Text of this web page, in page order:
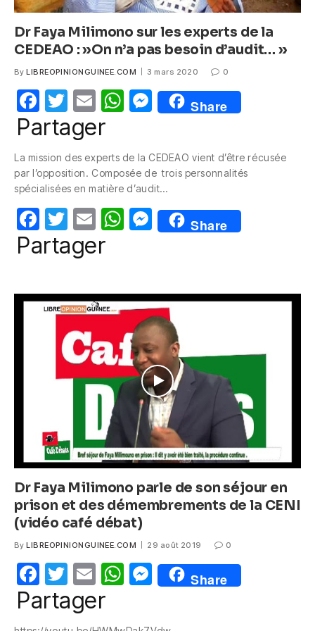
Dr Faya Milimono sur les experts de la
CEDEAO : »On n’a pas besoin d’audit… »
By LIBREOPINIONGUINEE.COM 3 mars 2020 0
F
a
e
b
o
o
k
T
w
itt
er
E
m
W
s
A
p
p
M
e
e
n
g
er
Share
Partager
La mission des experts de la CEDEAO vient d’être récusée
par l’opposition. Composée de trois personnalités
spécialisées en matière d’audit…
F
a
e
b
T
w
itt
er
E
m
W
s
A
p
p
M
e
e
n
g
er
Share
Partager
Dr Faya Milimono parle de son séjour en
prison et des démembrements de la CENI
(vidéo café débat)
By LIBREOPINIONGUINEE.COM 29 août 2019 0
F
a
T
w
itt
E
m
W M
e
Share
Partager